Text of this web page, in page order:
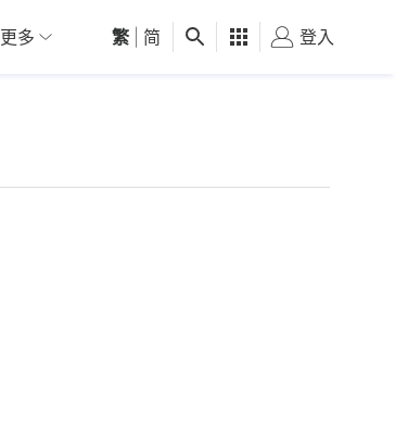
01深圳 觀點 健康 好食玩飛
更多 繁 简 登入